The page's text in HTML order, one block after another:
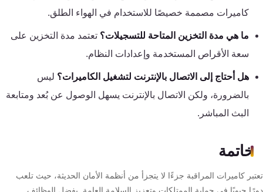
كاميرات مصممة خصيصًا للاستخدام في الهواء الطلق.
ما هي مدة التخزين المتاحة للتسجيلات؟تعتمد مدة التخزين على
سعة الأقراص المستخدمة وإعدادات النظام.
هل أحتاج إلى الاتصال بالإنترنت لتشغيل الكاميرات؟ليس
بالضرورة، ولكن الاتصال بالإنترنت يسهل الوصول عن بُعد ومتابعة
البث المباشر.
خاتمة
كاميرات المراقبة جزءًا لا يتجزأ من أنظمة الأمان الحديثة، حيث تلعب